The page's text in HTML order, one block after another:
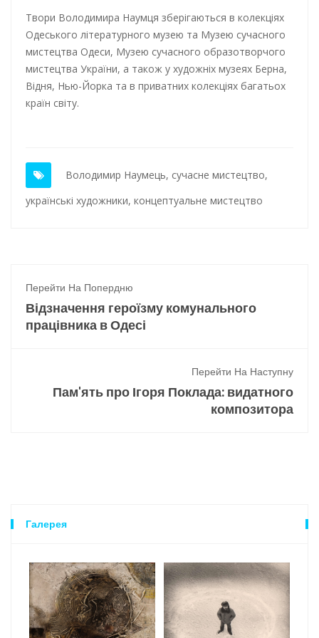
Твори Володимира Наумця зберігаються в колекціях
Одеського літературного музею та Музею сучасного
мистецтва Одеси, Музею сучасного образотворчого
мистецтва України, а також у художніх музеях Берна,
Відня, Нью-Йорка та в приватних колекціях багатьох
країн світу.
Володимир Наумець, сучасне мистецтво,
українські художники, концептуальне мистецтво
Перейти На Попердню
Відзначення героїзму комунального
працівника в Одесі
Перейти На Наступну
Пам'ять про Ігоря Поклада: видатного
композитора
Галерея